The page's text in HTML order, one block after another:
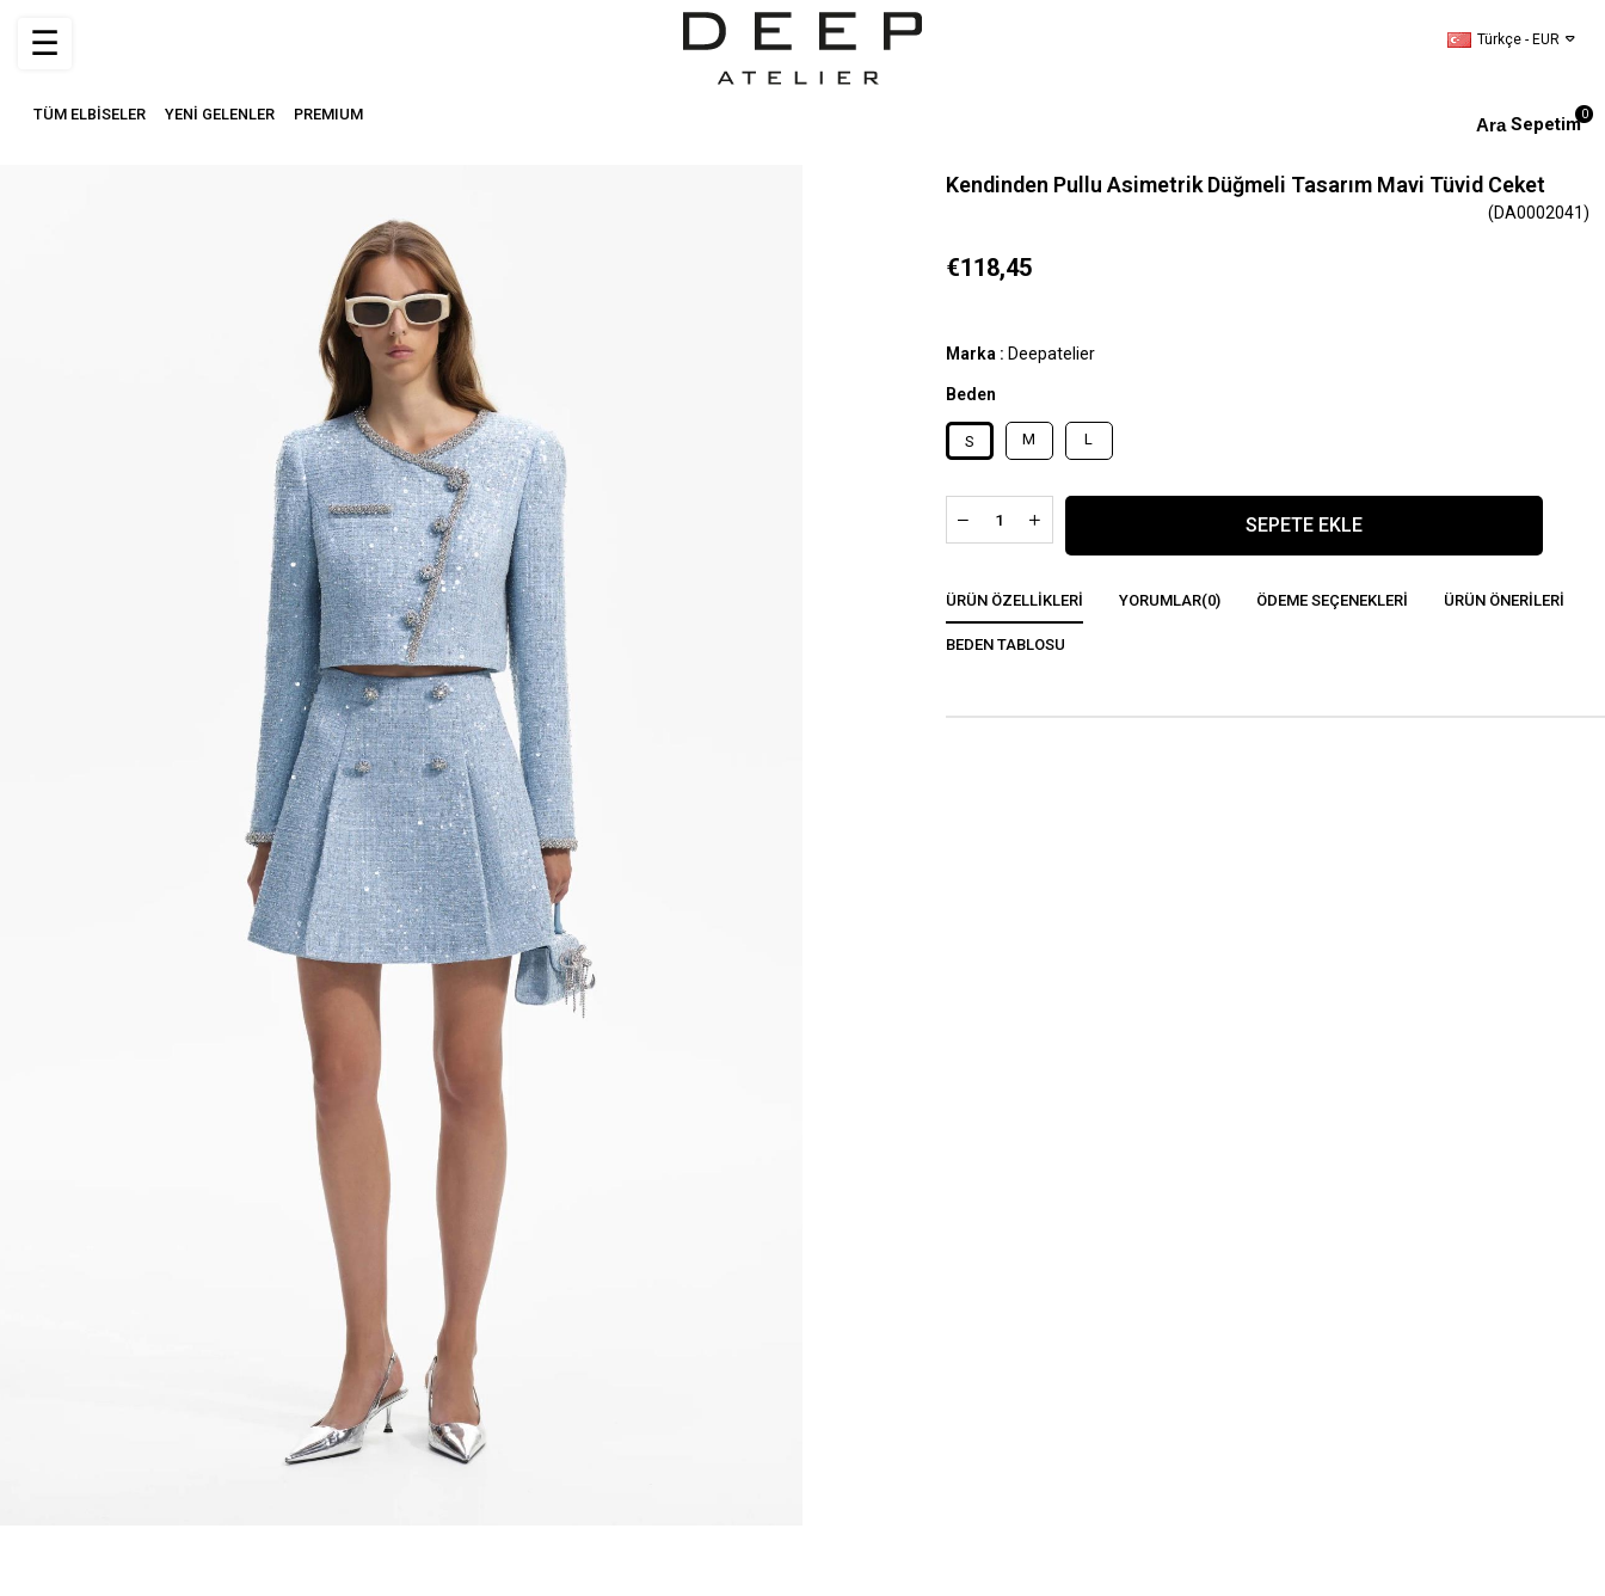
Türkçe - EUR
Sepetim0
TÜM ELBİSELER YENİ GELENLER PREMIUM
☰
Kendinden Pullu Asimetrik Düğmeli Tasarım Mavi Tüvid Ceket
(DA0002041)
€118,45
Marka : Deepatelier
Beden
S M L
ÜRÜN ÖZELLIKLERI YORUMLAR(0) ÖDEME SEÇENEKLERI ÜRÜN ÖNERILERI
BEDEN TABLOSU